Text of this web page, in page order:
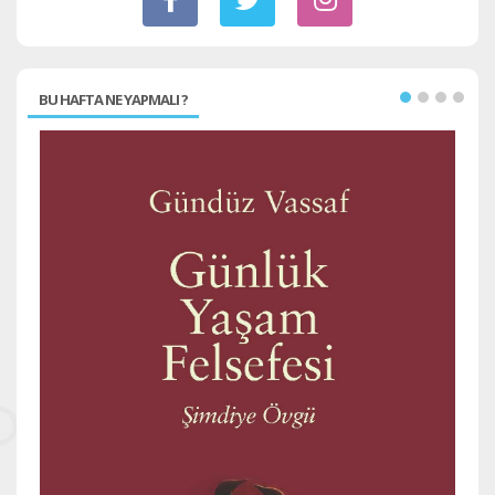
BU HAFTA NE YAPMALI ?